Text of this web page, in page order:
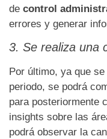
de control
errores y generar
3. Se realiza una
Por último, ya que
periodo, se podrá
para posteriormente
insights sobre las
podrá observar la